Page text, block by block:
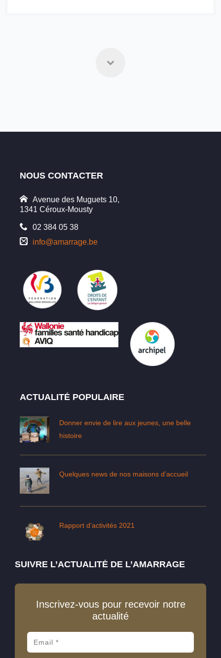
NOUS CONTACTER
Avenue des Muguets 10,
1341 Céroux-Mousty
02 384 05 38
info@amarrage.be
ACTUALITÉ POPULAIRE
Donner envie de lire aux jeunes, une belle
histoire
Quelques news de nos maisons d’accueil
Rapport d’activités 2021
SUIVRE L’ACTUALITÉ DE L’AMARRAGE
Inscrivez-vous pour recevoir notre
actualité